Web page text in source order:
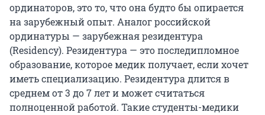
ординаторов, это то, что она будто бы опирается
на зарубежный опыт. Аналог российской
ординатуры — зарубежная резидентура
(Residency). Резидентура — это последипломное
образование, которое медик получает, если хочет
иметь специализацию. Резидентура длится в
среднем от 3 до 7 лет и может считаться
полноценной работой. Такие студенты-медики